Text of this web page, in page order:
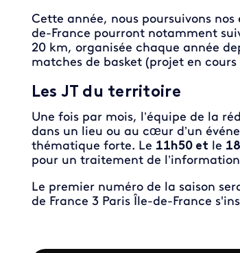
Cette année, nous poursuivons
de-France pourront notamment
20 km, organisée chaque année
matches de basket (projet en
Les JT du territoire
Une fois par mois, l’équipe de la
dans un lieu ou au cœur d’un
thématique forte. Le 11h50 et le
pour un traitement de l’information
Le premier numéro de la saison
de France 3 Paris Île-de-France